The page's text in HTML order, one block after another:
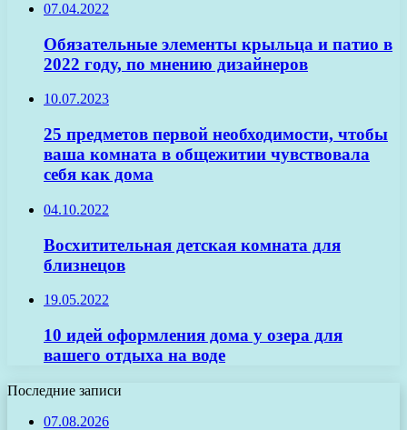
07.04.2022
Обязательные элементы крыльца и патио в
2022 году, по мнению дизайнеров
10.07.2023
25 предметов первой необходимости, чтобы
ваша комната в общежитии чувствовала
себя как дома
04.10.2022
Восхитительная детская комната для
близнецов
19.05.2022
10 идей оформления дома у озера для
вашего отдыха на воде
Последние записи
07.08.2026